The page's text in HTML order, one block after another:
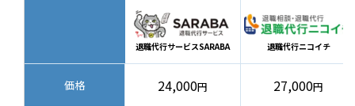
退職代行サービスSARABA 退職代行ニコイチ
価格 24,000円 27,000円